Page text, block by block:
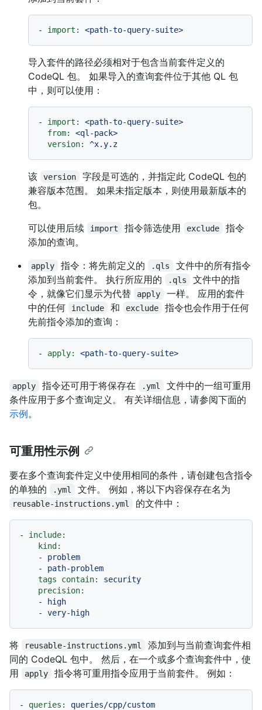
- import: <path-to-query-suite>
导入套件的路径必须相对于包含当前套件定义的
CodeQL 包。 如果导入的查询套件位于其他 QL 包
中，则可以使用：
- import:
<path-to-query-suite>
from:
<ql-pack>
version:
^x.y.z
该 version
字段是可选的，并指定此 CodeQL 包的
兼容版本范围。 如果未指定版本，则使用最新版本的
包。
可以使用后续
import 指令筛选使用 exclude
指令
添加的查询。
apply 指令：将先前定义的 .qls
文件中的所有指令
添加到当前套件。 执行所应用的
.qls
文件中的指
令，就像它们显示为代替
apply
一样。 应用的套件
中的任何
include 和 exclude
指令也会作用于任何
先前指令添加的查询：
- apply: <path-to-query-suite>
apply 指令还可用于将保存在 .yml
文件中的一组可重用
条件应用于多个查询定义。 有关详细信息，请参阅下面的
示例。
可重用性示例
要在多个查询套件定义中使用相同的条件，请创建包含指令
的单独的
.yml 文件。 例如，将以下内容保存在名为
reusable-instructions.yml 的文件中：
-
include:
kind:
-
problem
-
path-problem
tags contain:
security
precision:
-
high
-
very-high
将 reusable-instructions.yml
添加到与当前查询套件相
同的 CodeQL 包中。 然后，在一个或多个查询套件中，使
用
apply 指令将可重用指令应用于当前套件。 例如：
- queries:
queries/cpp/custom